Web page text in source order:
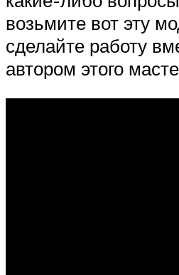
возьмите вот эту
сделайте работу
автором этого